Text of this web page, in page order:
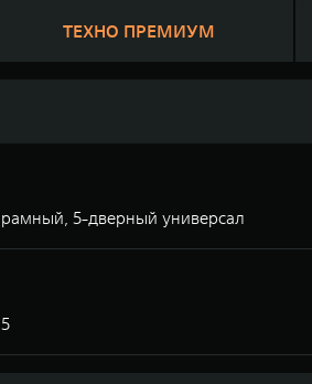
ТЕХНО ПРЕМИУМ
рамный, 5-дверный универсал
5